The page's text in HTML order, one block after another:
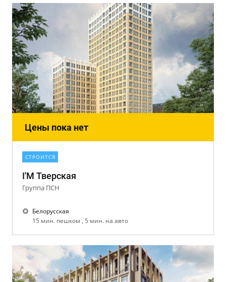
Цены пока нет
СТРОИТСЯ
I'M Тверская
Группа ПСН
Белорусская
15 мин. пешком , 5 мин. на авто